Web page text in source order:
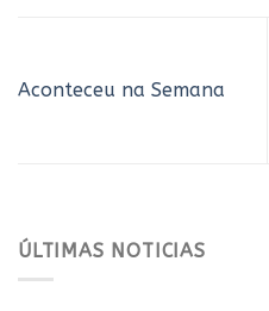
Aconteceu na Semana
ÚLTIMAS NOTICIAS